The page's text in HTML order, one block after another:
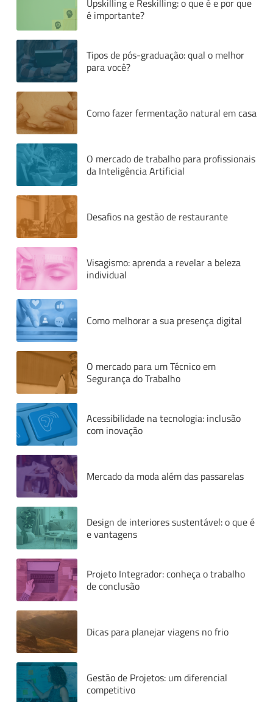
Upskilling e Reskilling: o que é e por que
é importante?
Tipos de pós-graduação: qual o melhor
para você?
Como fazer fermentação natural em casa
O mercado de trabalho para profissionais
da Inteligência Artificial
Desafios na gestão de restaurante
Visagismo: aprenda a revelar a beleza
individual
Como melhorar a sua presença digital
O mercado para um Técnico em
Segurança do Trabalho
Acessibilidade na tecnologia: inclusão
com inovação
Mercado da moda além das passarelas
Design de interiores sustentável: o que é
e vantagens
Projeto Integrador: conheça o trabalho
de conclusão
Dicas para planejar viagens no frio
Gestão de Projetos: um diferencial
competitivo